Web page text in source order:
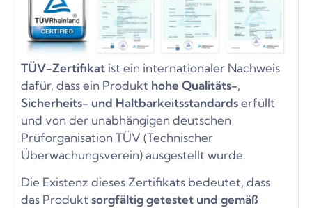
TÜV-Zertifikat ist ein internationaler Nachweis
dafür, dass ein Produkt hohe Qualitäts-,
Sicherheits- und Haltbarkeitsstandardserfüllt
und von der unabhängigen deutschen
Prüforganisation TÜV (Technischer
Überwachungsverein) ausgestellt wurde.
Die Existenz dieses Zertifikats bedeutet, dass
das Produkt sorgfältig getestet und gemäß